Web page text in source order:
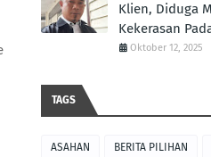
Klien, Diduga
Kekerasan
Oktober 12, 2025
TAGS
ASAHAN BERITA PILIHAN